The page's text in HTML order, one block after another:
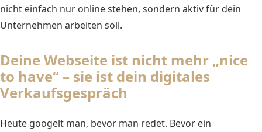
nicht einfach nur online stehen, sondern aktiv für dein
Unternehmen arbeiten soll.
Deine Webseite ist nicht mehr „nice
to have“ – sie ist dein digitales
Verkaufsgespräch
Heute googelt man, bevor man redet. Bevor ein